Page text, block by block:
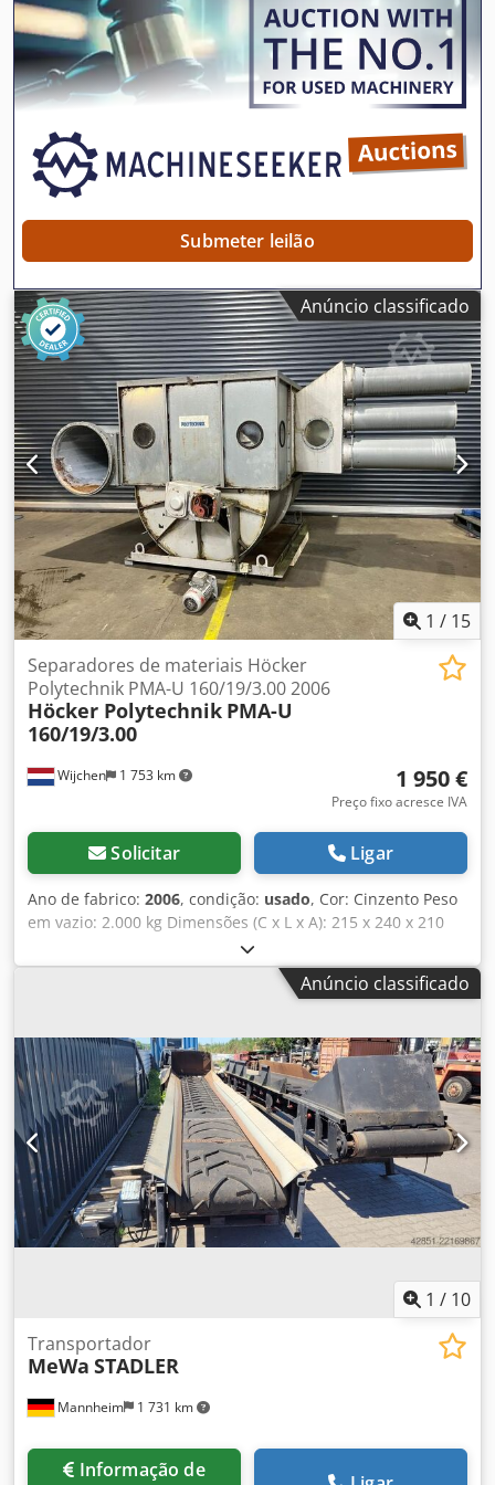
máquina realizada. Fonte substituída: 35.000 € Todos os
sensores substituídos: 29.000 € Correia substituída: 10.000
€ Utilização: Separação de plásticos bromados em fluxo
D3E Separação de metais Separação de madeira, vidro e
orgânicos
Submeter leilão
Anúncio classificado
1 / 15
Wijchen 1 753 km
Separadores de materiais Höcker
Polytechnik PMA-U 160/19/3.00 2006
Höcker Polytechnik PMA-U
160/19/3.00
1 950 €
Preço fixo acresce IVA
Solicitar Ligar
Ano de fabrico: 2006, condição: usado, Cor: Cinzento Peso
em vazio: 2.000 kg Dimensões (C x L x A): 215 x 240 x 210
cm Crsdpezry N Tjfx Aa Esf - Ano de fabrico: 2006 -
Documentação disponível: Não - Certificado CE: Não -
Dimensões de transporte: 2150 mm x 2400 mm x 2100 mm
de transporte [unidades]: 1 Informações financeiras IVA: O
preço indicado não inclui o IVA IVA/Regime de
diferenciação: IVA dedutível para empresas Entrega e
aceitação de equipamentos usados possível a qualquer
momento, para todos os produtos da área industrial.
Yorick Diebels
Anúncio classificado
1 / 10
Mannheim 1 731 km
Transportador
MeWa STADLER